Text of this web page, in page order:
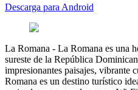
Descarga para Android
La Romana - La Romana es una
sureste de la República
impresionantes paisajes, vibrante
Romana es un destino turístico